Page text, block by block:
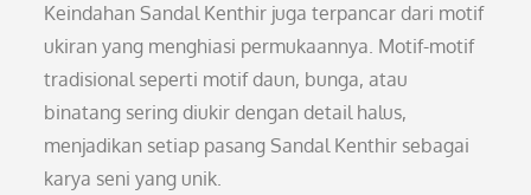
Keindahan Sandal Kenthir juga terpancar dari motif
ukiran yang menghiasi permukaannya. Motif-motif
tradisional seperti motif daun, bunga, atau
binatang sering diukir dengan detail halus,
menjadikan setiap pasang Sandal Kenthir sebagai
karya seni yang unik.